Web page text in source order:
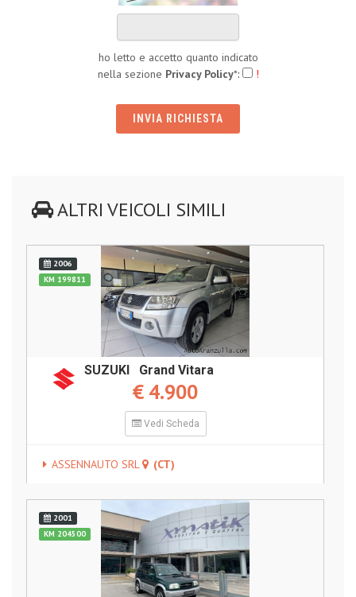
ho letto e accetto quanto indicato
nella sezione Privacy Policy*: !
ALTRI VEICOLI SIMILI
2006
KM 199811
SUZUKI Grand Vitara
€ 4.900
Vedi Scheda
ASSENNAUTO SRL (CT)
2001
KM 204500